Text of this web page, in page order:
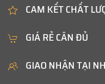
CAM KẾT CHẤT
GIÁ RẺ CÂN ĐỦ
GIAO NHẬN TẠI